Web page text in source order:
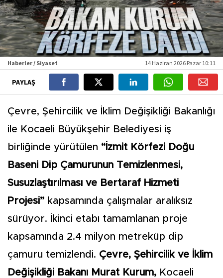
Haberler / Siyaset 14 Haziran 2026 Pazar 10:11
PAYLAŞ
Çevre, Şehircilik ve İklim Değişikliği Bakanlığı
ile Kocaeli Büyükşehir Belediyesi iş
birliğinde yürütülen “İzmit Körfezi Doğu
Baseni Dip Çamurunun Temizlenmesi,
Susuzlaştırılması ve Bertaraf Hizmeti
Projesi” kapsamında çalışmalar aralıksız
sürüyor. İkinci etabı tamamlanan proje
kapsamında 2.4 milyon metreküp dip
çamuru temizlendi. Çevre, Şehircilik ve İklim
Değişikliği Bakanı Murat Kurum, Kocaeli